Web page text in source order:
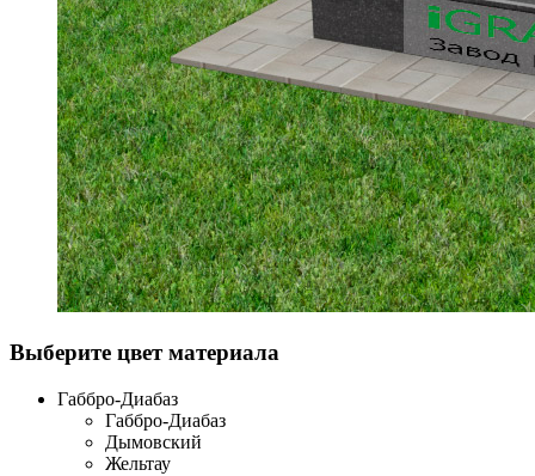
Выберите цвет материала
Габбро-Диабаз
Габбро-Диабаз
Дымовский
Жельтау